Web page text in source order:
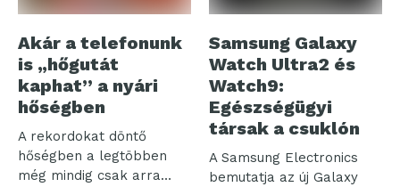
Akár a telefonunk
is „hőgutát
kaphat” a nyári
hőségben
A rekordokat döntő
hőségben a legtöbben
még mindig csak arra
Samsung Galaxy
Watch Ultra2 és
Watch9:
Egészségügyi
társak a csuklón
A Samsung Electronics
bemutatja az új Galaxy